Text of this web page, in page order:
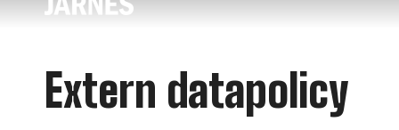
Extern datapolicy